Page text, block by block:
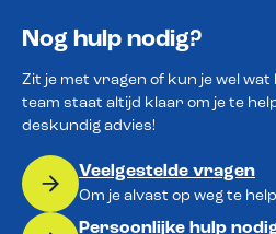
Nog hulp nodig?
Zit je met vragen of kun je wel
team staat altijd klaar om je te
deskundig advies!
Veelgestelde vragen
Om je alvast op weg te
Persoonlijke hulp